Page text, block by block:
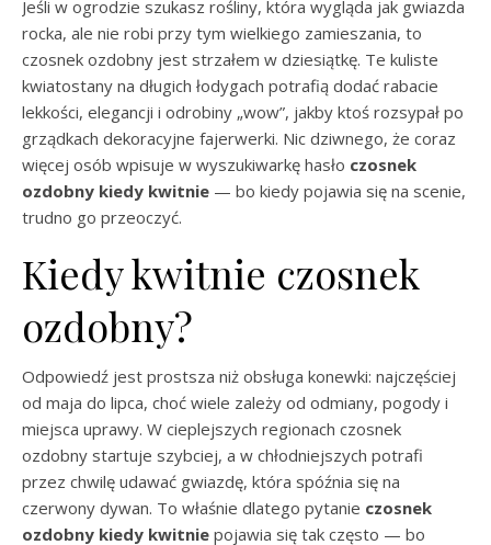
Jeśli w ogrodzie szukasz rośliny, która wygląda jak gwiazda
rocka, ale nie robi przy tym wielkiego zamieszania, to
czosnek ozdobny jest strzałem w dziesiątkę. Te kuliste
kwiatostany na długich łodygach potrafią dodać rabacie
lekkości, elegancji i odrobiny „wow”, jakby ktoś rozsypał po
grządkach dekoracyjne fajerwerki. Nic dziwnego, że coraz
więcej osób wpisuje w wyszukiwarkę hasło czosnek
ozdobny kiedy kwitnie — bo kiedy pojawia się na scenie,
trudno go przeoczyć.
Kiedy kwitnie czosnek
ozdobny?
Odpowiedź jest prostsza niż obsługa konewki: najczęściej
od maja do lipca, choć wiele zależy od odmiany, pogody i
miejsca uprawy. W cieplejszych regionach czosnek
ozdobny startuje szybciej, a w chłodniejszych potrafi
przez chwilę udawać gwiazdę, która spóźnia się na
czerwony dywan. To właśnie dlatego pytanie czosnek
ozdobny kiedy kwitnie pojawia się tak często — bo